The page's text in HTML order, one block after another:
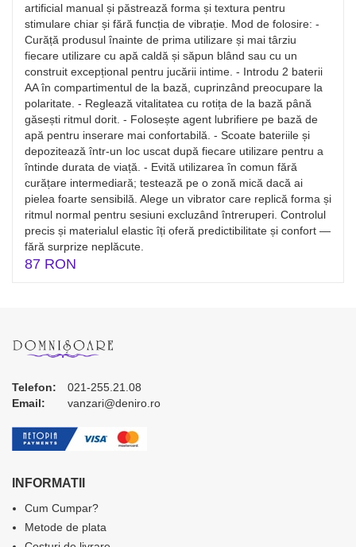
artificial manual și păstrează forma și textura pentru
stimulare chiar și fără funcția de vibrație. Mod de folosire: -
Curăță produsul înainte de prima utilizare și mai târziu
fiecare utilizare cu apă caldă și săpun blând sau cu un
construit excepțional pentru jucării intime. - Introdu 2 baterii
AA în compartimentul de la bază, cuprinzând preocupare la
polaritate. - Reglează vitalitatea cu rotița de la bază până
găsești ritmul dorit. - Folosește agent lubrifiere pe bază de
apă pentru inserare mai confortabilă. - Scoate bateriile și
depozitează într-un loc uscat după fiecare utilizare pentru a
întinde durata de viață. - Evită utilizarea în comun fără
curățare intermediară; testează pe o zonă mică dacă ai
pielea foarte sensibilă. Alege un vibrator care replică forma și
ritmul normal pentru sesiuni excluzând întreruperi. Controlul
precis și materialul elastic îți oferă predictibilitate și confort —
fără surprize neplăcute.
87 RON
Telefon:
021-255.21.08
Email:
vanzari@deniro.ro
INFORMATII
Cum Cumpar?
Metode de plata